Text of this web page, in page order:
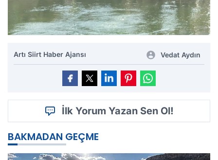
Artı Siirt Haber Ajansı Vedat Aydın
İlk Yorum Yazan Sen Ol!
BAKMADAN GEÇME